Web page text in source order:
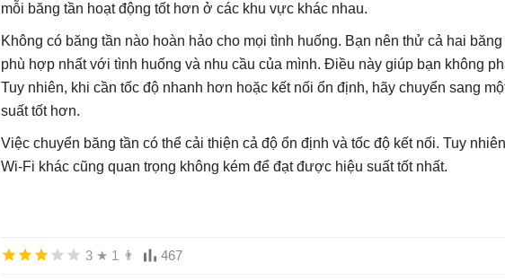
mỗi băng tần hoạt động tốt hơn ở các khu vực khác nhau.
Không có băng tần nào hoàn hảo cho mọi tình huống. Bạn nên thử cả hai
phù hợp nhất với tình huống và nhu cầu của mình. Điều này giúp bạn không
Tuy nhiên, khi cần tốc độ nhanh hơn hoặc kết nối ổn định, hãy chuyển sang
suất tốt hơn.
Việc chuyển băng tần có thể cải thiện cả độ ổn định và tốc độ kết nối. Tuy
Wi-Fi khác cũng quan trọng không kém để đạt được hiệu suất tốt nhất.
3 ★ 1 👨 467